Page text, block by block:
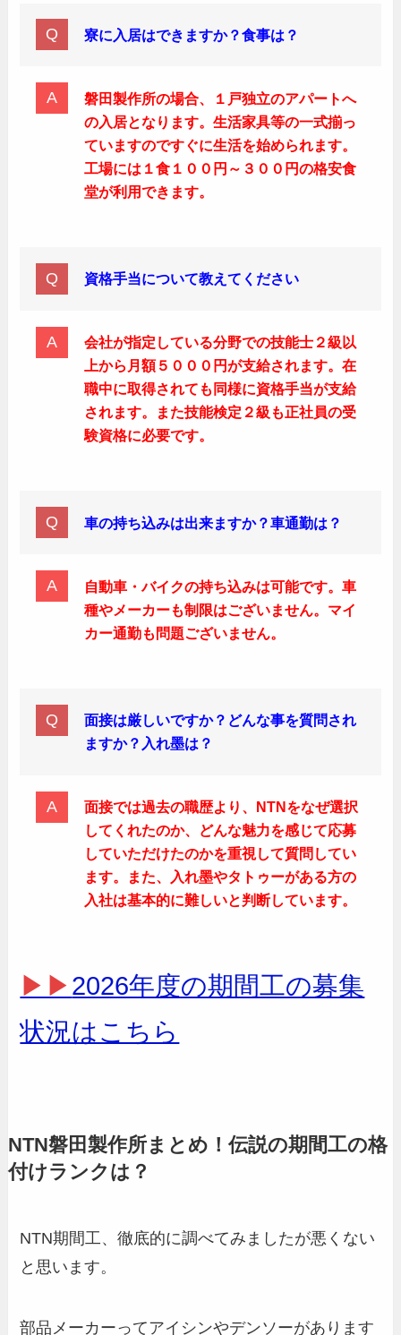
寮に入居はできますか？食事は？
磐田製作所の場合、１戸独立のアパートへ
の入居となります。生活家具等の一式揃っ
ていますのですぐに生活を始められます。
工場には１食１００円～３００円の格安食
堂が利用できます。
資格手当について教えてください
会社が指定している分野での技能士２級以
上から月額５０００円が支給されます。在
職中に取得されても同様に資格手当が支給
されます。また技能検定２級も正社員の受
験資格に必要です。
車の持ち込みは出来ますか？車通勤は？
自動車・バイクの持ち込みは可能です。車
種やメーカーも制限はございません。マイ
カー通勤も問題ございません。
面接は厳しいですか？どんな事を質問され
ますか？入れ墨は？
面接では過去の職歴より、NTNをなぜ選択
してくれたのか、どんな魅力を感じて応募
していただけたのかを重視して質問してい
ます。また、入れ墨やタトゥーがある方の
入社は基本的に難しいと判断しています。
▶▶2026年度の期間工の募集
状況はこちら
NTN磐田製作所まとめ！伝説の期間工の格
付けランクは？
NTN期間工、徹底的に調べてみましたが悪くない
と思います。
部品メーカーってアイシンやデンソーがあります